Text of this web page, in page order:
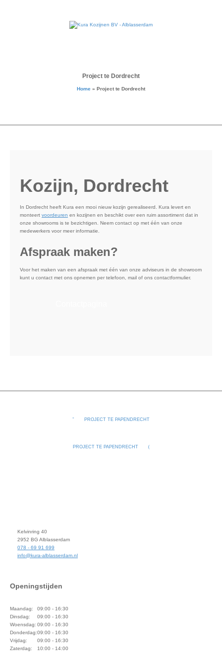
Project te Dordrecht
Home» Project te Dordrecht
Kozijn, Dordrecht
In Dordrecht heeft Kura een mooi nieuw kozijn gerealiseerd. Kura levert en
monteert voordeuren en kozijnen en beschikt over een ruim assortiment dat in
onze showrooms is te bezichtigen. Neem contact op met één van onze
medewerkers voor meer informatie.
Afspraak maken?
Voor het maken van een afspraak met één van onze adviseurs in de showroom
kunt u contact met ons opnemen per telefoon, mail of ons contactformulier.
PROJECT TE PAPENDRECHT
PROJECT TE PAPENDRECHT
Kelvinring 40
2952 BG Alblasserdam
078 - 69 91 699
info@kura-alblasserdam.nl
Openingstijden
Maandag:
09:00 - 16:30
Dinsdag:
09:00 - 16:30
Woensdag: 09:00 - 16:30
Donderdag:09:00 - 16:30
Vrijdag:
09:00 - 16:30
Zaterdag:
10:00 - 14:00